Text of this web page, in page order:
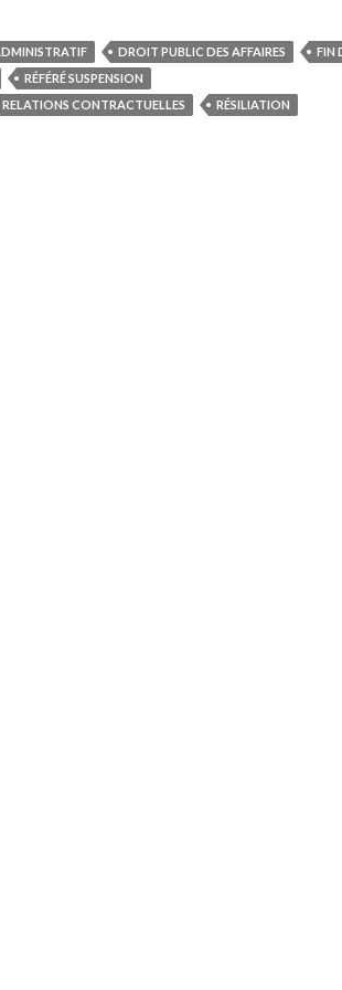
DROIT PUBLIC DES AFFAIRES
FIN
RÉFÉRÉ SUSPENSION
RELATIONS CONTRACTUELLES
RÉSILIATION